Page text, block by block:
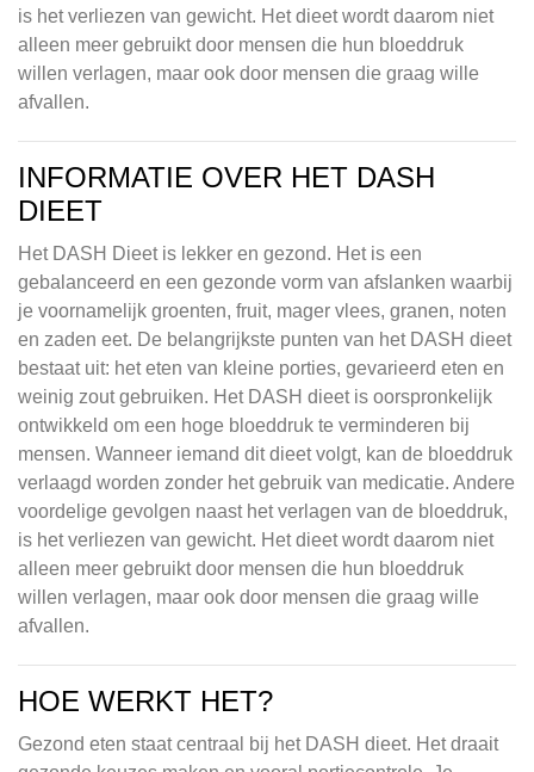
is het verliezen van gewicht. Het dieet wordt daarom niet
alleen meer gebruikt door mensen die hun bloeddruk
willen verlagen, maar ook door mensen die graag wille
afvallen.
INFORMATIE OVER HET DASH
DIEET
Het DASH Dieet is lekker en gezond. Het is een
gebalanceerd en een gezonde vorm van afslanken waarbij
je voornamelijk groenten, fruit, mager vlees, granen, noten
en zaden eet. De belangrijkste punten van het DASH dieet
bestaat uit: het eten van kleine porties, gevarieerd eten en
weinig zout gebruiken. Het DASH dieet is oorspronkelijk
ontwikkeld om een hoge bloeddruk te verminderen bij
mensen. Wanneer iemand dit dieet volgt, kan de bloeddruk
verlaagd worden zonder het gebruik van medicatie. Andere
voordelige gevolgen naast het verlagen van de bloeddruk,
is het verliezen van gewicht. Het dieet wordt daarom niet
alleen meer gebruikt door mensen die hun bloeddruk
willen verlagen, maar ook door mensen die graag wille
afvallen.
HOE WERKT HET?
Gezond eten staat centraal bij het DASH dieet. Het draait